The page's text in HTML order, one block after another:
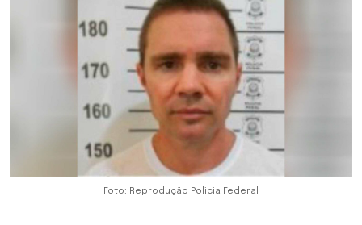
Foto: Reprodução Policia Federal